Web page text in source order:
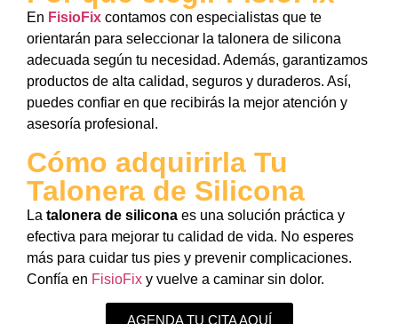
En FisioFix contamos con especialistas que te
orientarán para seleccionar la talonera de silicona
adecuada según tu necesidad. Además, garantizamos
productos de alta calidad, seguros y duraderos. Así,
puedes confiar en que recibirás la mejor atención y
asesoría profesional.
Cómo adquirirla Tu
Talonera de Silicona
La talonera de silicona es una solución práctica y
efectiva para mejorar tu calidad de vida. No esperes
más para cuidar tus pies y prevenir complicaciones.
Confía en FisioFix y vuelve a caminar sin dolor.
AGENDA TU CITA AQUÍ